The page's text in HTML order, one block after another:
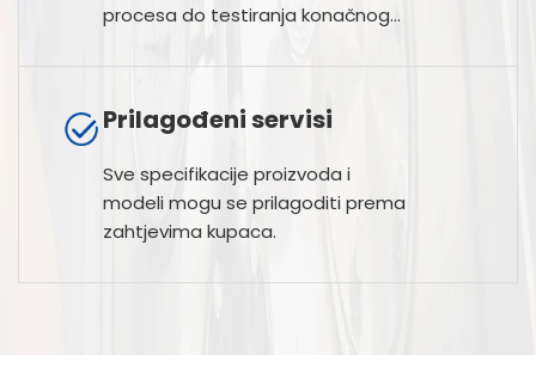
procesa do testiranja konačnog
Prilagođeni servisi
Sve specifikacije proizvoda i
modeli mogu se prilagoditi prema
zahtjevima kupaca.